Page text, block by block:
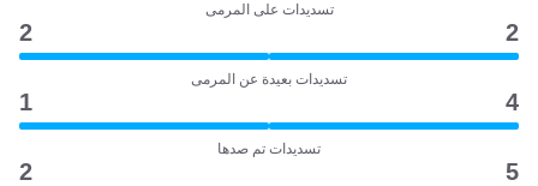
تسديدات على المرمى
2
2
تسديدات بعيدة عن المرمى
4
1
تسديدات تم صدها
5
2